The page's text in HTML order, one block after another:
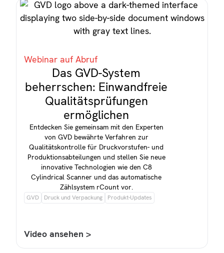
Webinar auf Abruf
Das GVD-System
beherrschen: Einwandfreie
Qualitätsprüfungen
ermöglichen
Entdecken Sie gemeinsam mit den Experten
von GVD bewährte Verfahren zur
Qualitätskontrolle für Druckvorstufen- und
Produktionsabteilungen und stellen Sie neue
innovative Technologien wie den C8
Cylindrical Scanner und das automatische
Zählsystem rCount vor.
GVD Druck und Verpackung Produkt-Updates
Video ansehen >